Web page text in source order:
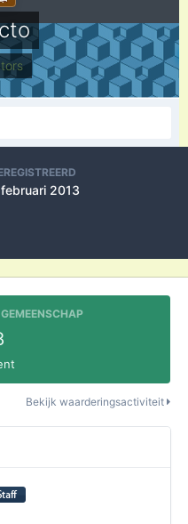
2013
Bekijk waarderingsactiviteit